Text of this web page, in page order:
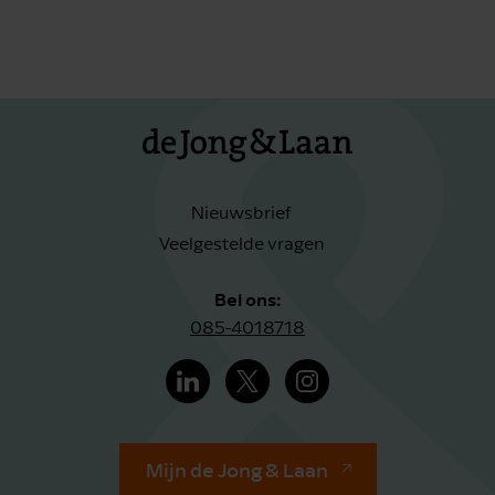
Nieuwsbrief
Veelgestelde vragen
Bel ons:
085-4018718
Mijn de Jong & Laan